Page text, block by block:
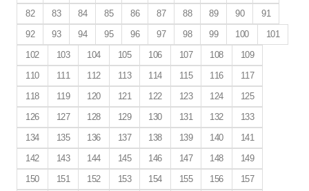
82 83 84 85 86 87 88 89 90
91
92
93 94 95 96 97 98 99 100
101
102
103 104 105 106 107 108
109
110
111 112 113 114 115 116
117
118
119 120 121 122 123 124
125
126
127 128 129 130 131 132
133
134
135 136 137 138 139 140
141
142
143 144 145 146 147 148
149
150
151 152 153 154 155 156
157